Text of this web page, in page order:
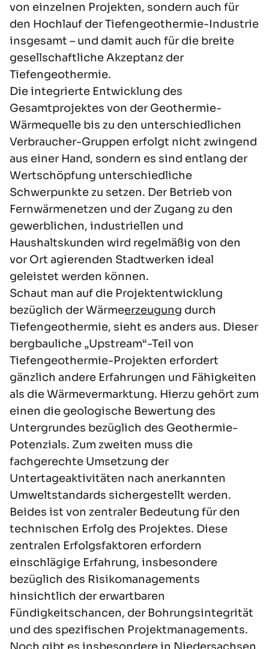
von einzelnen Projekten, sondern auch für
den Hochlauf der Tiefengeothermie-Industrie
insgesamt – und damit auch für die breite
gesellschaftliche Akzeptanz der
Tiefengeothermie.
Die integrierte Entwicklung des
Gesamtprojektes von der Geothermie-
Wärmequelle bis zu den unterschiedlichen
Verbraucher-Gruppen erfolgt nicht zwingend
aus einer Hand, sondern es sind entlang der
Wertschöpfung unterschiedliche
Schwerpunkte zu setzen. Der Betrieb von
Fernwärmenetzen und der Zugang zu den
gewerblichen, industriellen und
Haushaltskunden wird regelmäßig von den
vor Ort agierenden Stadtwerken ideal
geleistet werden können.
Schaut man auf die Projektentwicklung
bezüglich der Wärmeerzeugung durch
Tiefengeothermie, sieht es anders aus. Dieser
bergbauliche „Upstream“-Teil von
Tiefengeothermie-Projekten erfordert
gänzlich andere Erfahrungen und Fähigkeiten
als die Wärmevermarktung. Hierzu gehört zum
einen die geologische Bewertung des
Untergrundes bezüglich des Geothermie-
Potenzials. Zum zweiten muss die
fachgerechte Umsetzung der
Untertageaktivitäten nach anerkannten
Umweltstandards sichergestellt werden.
Beides ist von zentraler Bedeutung für den
technischen Erfolg des Projektes. Diese
zentralen Erfolgsfaktoren erfordern
einschlägige Erfahrung, insbesondere
bezüglich des Risikomanagements
hinsichtlich der erwartbaren
Fündigkeitschancen, der Bohrungsintegrität
und des spezifischen Projektmanagements.